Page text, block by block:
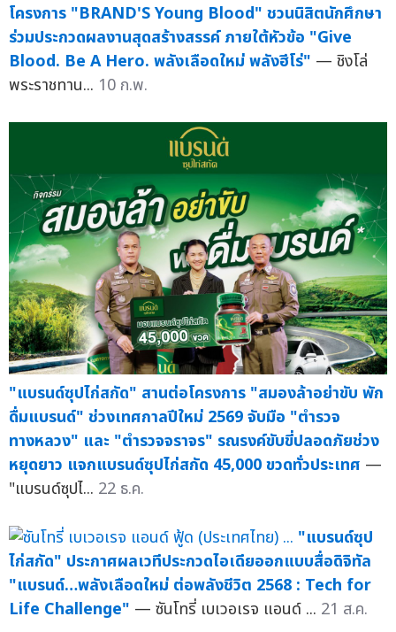
โครงการ "BRAND'S Young Blood" ชวนนิสิตนักศึกษา
ร่วมประกวดผลงานสุดสร้างสรรค์ ภายใต้หัวข้อ "Give
Blood. Be A Hero. พลังเลือดใหม่ พลังฮีโร่" — ชิงโล่
พระราชทาน... 10 ก.พ.
"แบรนด์ซุปไก่สกัด" สานต่อโครงการ "สมองล้าอย่าขับ พัก
ดื่มแบรนด์" ช่วงเทศกาลปีใหม่ 2569 จับมือ "ตำรวจ
ทางหลวง" และ "ตำรวจจราจร" รณรงค์ขับขี่ปลอดภัยช่วง
หยุดยาว แจกแบรนด์ซุปไก่สกัด 45,000 ขวดทั่วประเทศ —
"แบรนด์ซุปไ... 22 ธ.ค.
"แบรนด์ซุป
ไก่สกัด" ประกาศผลเวทีประกวดไอเดียออกแบบสื่อดิจิทัล
"แบรนด์…พลังเลือดใหม่ ต่อพลังชีวิต 2568 : Tech for
Life Challenge" — ซันโทรี่ เบเวอเรจ แอนด์ ... 21 ส.ค.